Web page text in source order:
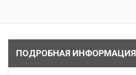
ПОДРОБНАЯ ИНФОРМАЦИЯ